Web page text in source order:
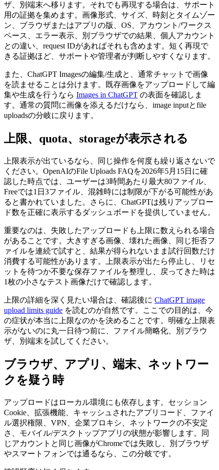
ザ、別端末へ移ります。それでも再現する場合は、サポート
用の証拠を集めます。画像形式、サイズ、時刻とタイムゾー
ン、ブラウザまたはアプリの版、OS、アカウント/ワークス
ペース、エラー表示、別ブラウザでの結果、個人アカウント
との違い、request IDがあればそれも含めます。短く再現で
きる証拠ほど、サポートや管理者が判断しやすくなります。
また、ChatGPT Imagesの編集/生成と、通常チャットで画像
を読ませることは分けます。既存画像をアップロードして編
集や生成を行うなら Images in ChatGPT の表面を確認しま
す。通常の質問に画像を添えるだけなら、image inputとfile
uploadsの分岐に戻ります。
上限、quota、storageが表示される
上限表示が出ているなら、同じ操作を何度も繰り返さないで
ください。OpenAIのFile Uploads FAQを2026年5月15日に確
認した時点では、ユーザーは3時間あたり最大80ファイル、
Freeでは1日3ファイル、混雑時には制限が下がる可能性があ
ると書かれていました。さらに、ChatGPTは残りアップロー
ド数を正確に表示するダッシュボードを提供していません。
重要なのは、失敗したアップロードも上限に数えられる場合
があることです。大きすぎる画像、壊れた画像、同じ拒否フ
ァイルを連続で試すと、結果が得られないまま試行回数だけ
消費する可能性があります。上限表示が出たら停止し、リセ
ットを待つか不要な保存ファイルを整理し、戻ってきた時は
1枚の小さなテスト画像だけで確認します。
上限の詳細を深く見たい場合は、確認後に ChatGPT image
upload limits guide を読むのが自然です。ここでの目的は、今
の症状が本当に上限なのかを決めることです。明確な上限表
示がないのに丸一日待つ前に、ファイル簡略化、別ブラウ
ザ、別端末を試してください。
ブラウザ、アプリ、端末、ネットワー
クを疑う時
アップロードはローカル環境にも依存します。セッション
Cookie、拡張機能、キャッシュされたアプリコード、ファイ
ル選択権限、VPN、企業プロキシ、ネットワークの不安定
さ、モバイル/デスクトップアプリの状態が影響します。同
じアカウントと同じ画像がChromeでは失敗し、別ブラウザ
やスマートフォンでは通るなら、この分岐です。